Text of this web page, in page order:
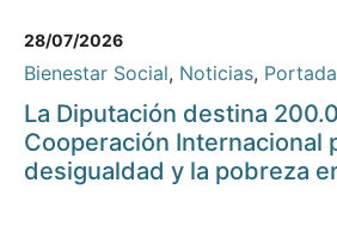
28/07/2026
Bienestar Social, Noticias, Portada
La Diputación destina
Cooperación Internacional
desigualdad y la pobreza